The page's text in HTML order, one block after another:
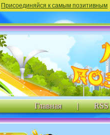
Присоединяйся к самым позитивным
Главная | RSS